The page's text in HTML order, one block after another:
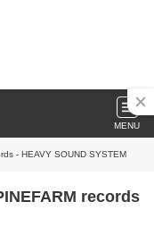
MENU
- HEAVY SOUND SYSTEM
records